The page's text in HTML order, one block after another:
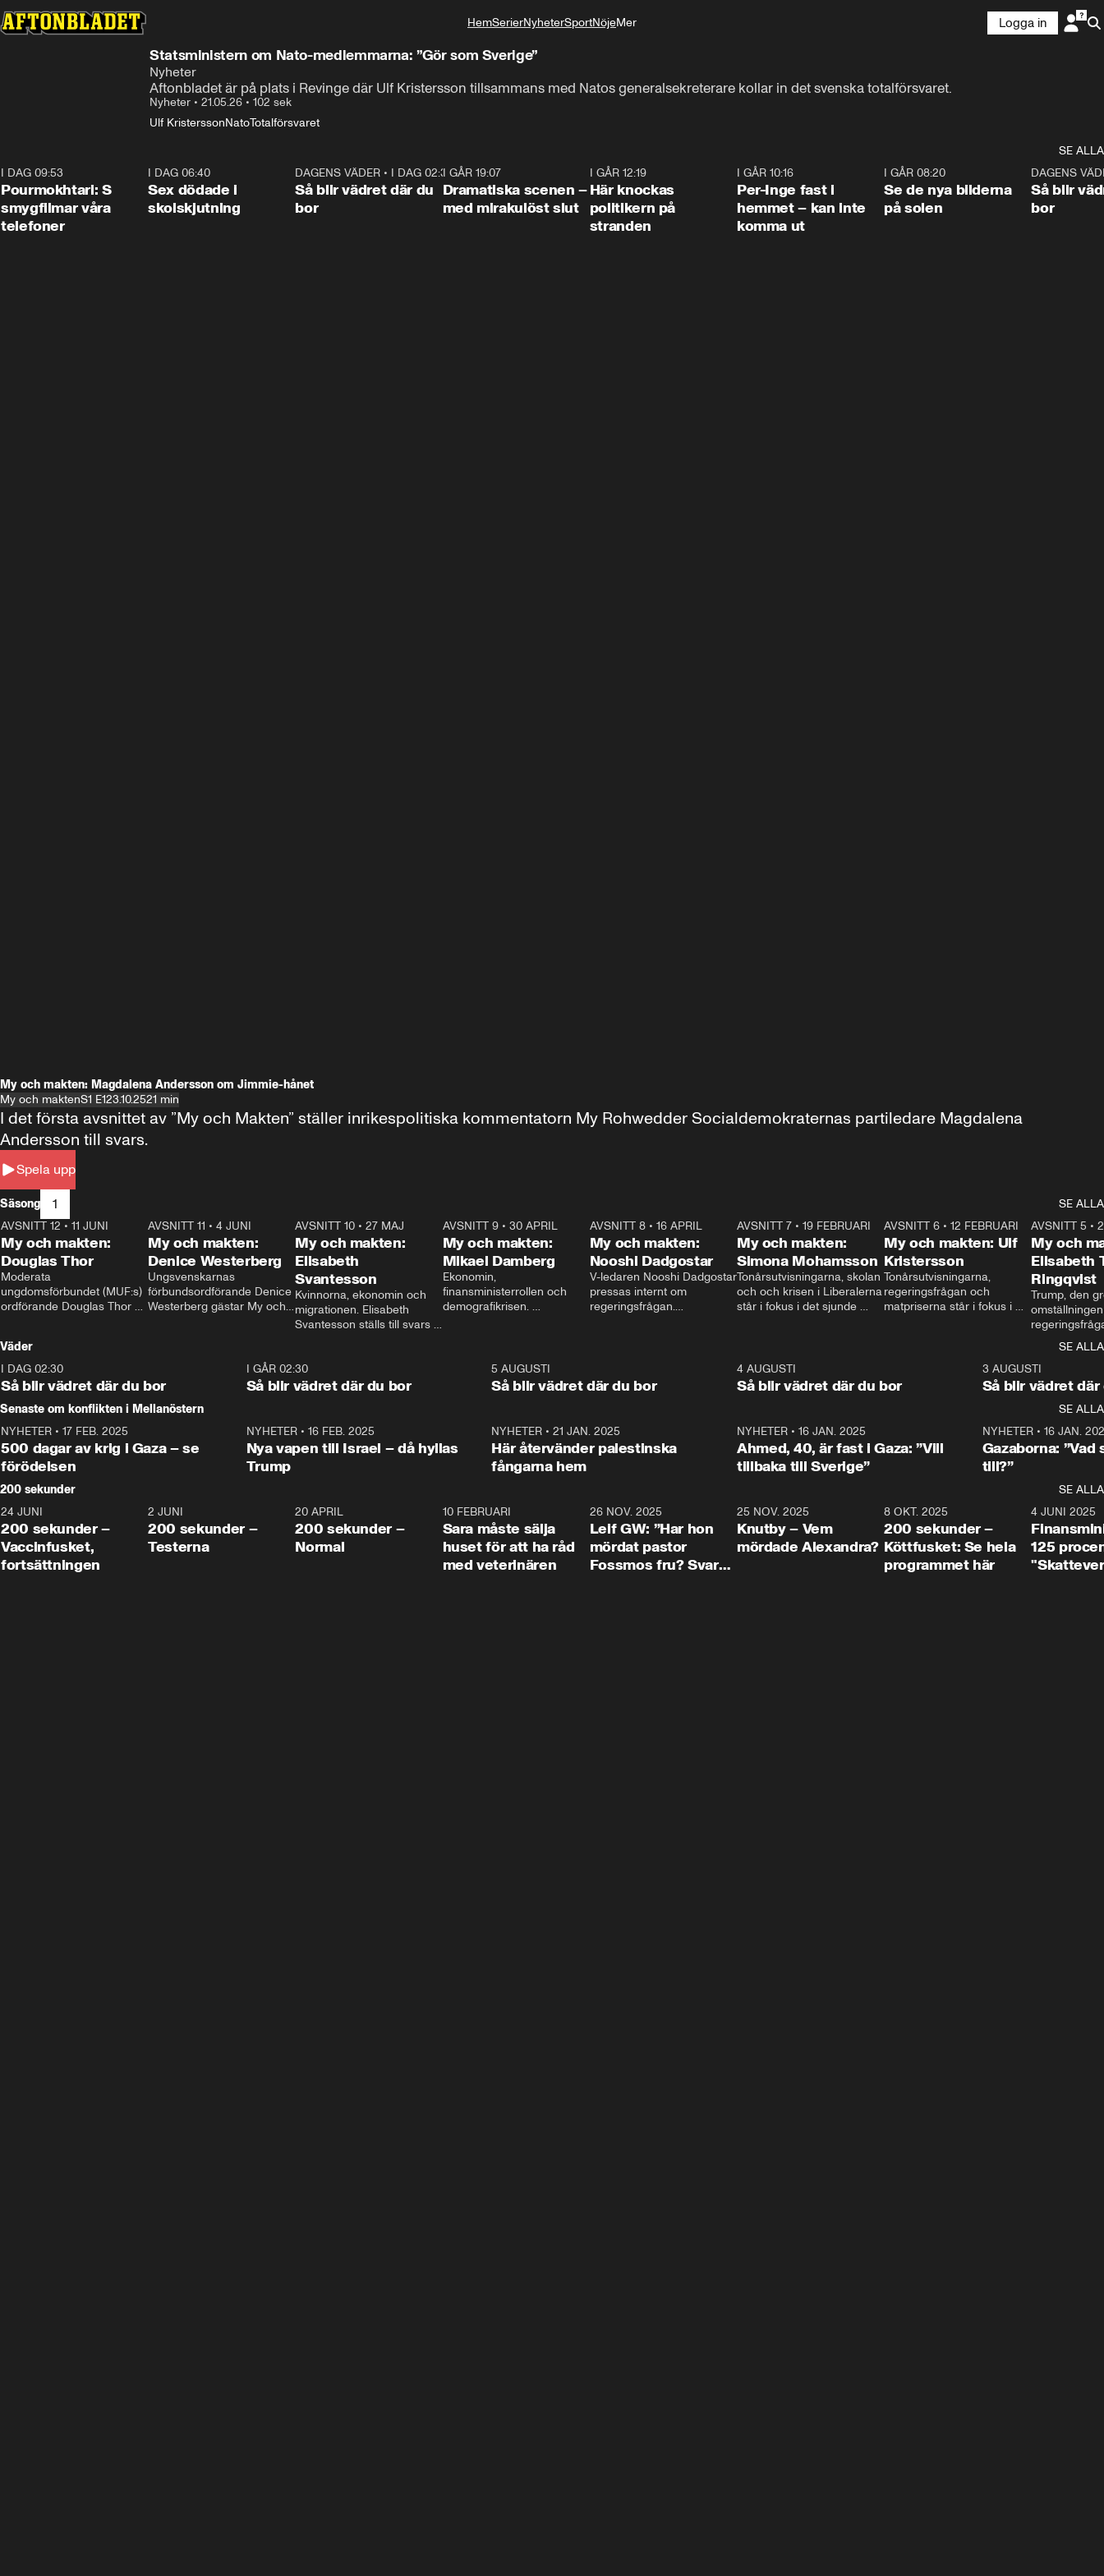
HemSerierNyheterSportNöjeMer
Logga in
Statsministern om Nato-medlemmarna: ”Gör som Sverige”
Nyheter
Aftonbladet är på plats i Revinge där Ulf Kristersson tillsammans med Natos generalsekreterare kollar in det svenska totalförsvaret.
Nyheter • 21.05.26 • 102 sek
Ulf KristerssonNatoTotalförsvaret
SE ALLA
I DAG 09:53
Pourmokhtari: S
smygfilmar våra
telefoner
I DAG 06:40
Sex dödade i
skolskjutning
1:06
DAGENS VÄDER • I DAG 02:30
Så blir vädret där du
bor
I GÅR 19:07
Dramatiska scenen –
med mirakulöst slut
I GÅR 12:19
Här knockas
politikern på
stranden
I GÅR 10:16
Per-Inge fast i
hemmet – kan inte
komma ut
I GÅR 08:20
Se de nya bilderna
på solen
DAGENS
Så blir
bor
My och makten: Magdalena Andersson om Jimmie-hånet
My och maktenS1 E123.10.2521 min
Spela upp
I det första avsnittet av ”My och Makten” ställer inrikespolitiska kommentatorn My Rohwedder Socialdemokraternas partiledare Magdalena
Andersson till svars.
Säsong 1
SE ALLA
26:27
AVSNITT 12 • 11 JUNI
My och makten:
Douglas Thor
Moderata
ungdomsförbundet (MUF:s)
ordförande Douglas Thor
tonårsutvisningarna och hur
Moderaterna ska locka
väljare till valet i höst.
23:40
AVSNITT 11 •4 JUNI
My och makten:
Denice Westerberg
Ungsvenskarnas
förbundsordförande Denice
Westerberg gästar My och
AVSNITT 10 •27 MAJ
My och makten:
Elisabeth
Svantesson
Kvinnorna, ekonomin och
migrationen. Elisabeth
Svantesson ställs till svars
AVSNITT 9• 30 APRIL
My och makten:
Mikael Damberg
Ekonomin,
finansministerrollen och
demografikrisen.
och Makten.
AVSNITT 8• 16 APRIL
My och makten:
Nooshi Dadgostar
V-ledaren Nooshi Dadgostar
pressas internt om
regeringsfrågan.
– Vi ställer upp i val. Ska vi
vara med så sitter vi förstås
24:30
AVSNITT 7• 19 FEBRUARI
My och makten:
Simona Mohamsson
Tonårsutvisningarna, skolan
och och krisen i Liberalerna
står i fokus i det sjunde
kommentator My
Rohwedder ställer
utbildnings- och
Mohamsson till svars.
27:30
AVSNITT 6 •12 FEBRUARI
My och makten: Ulf
Kristersson
Tonårsutvisningarna,
regeringsfrågan och
matpriserna står i fokus i
Rohwedder ställer
statsminister Ulf Kristersson
AVSNITT 5 •
My och
Elisabeth
Ringqvist
Trump, den
centrum i
avsnittet av
Makten”. Se
Aftonbladets
Rohwedder
Thand Ring
Väder
SE ALLA
I DAG 02:30
Så blir vädret där du bor
1:06
I GÅR 02:30
Så blir vädret där du bor
5 AUGUSTI
Så blir vädret där du bor
4 AUGUSTI
Så blir vädret där du bor
3 AUGUSTI
Så blir vädret där
Senaste om konflikten i Mellanöstern
SE ALLA
NYHETER • 17 FEB. 2025
500 dagar av krig i Gaza – se
förödelsen
NYHETER• 16 FEB. 2025
Nya vapen till Israel – då hyllas
Trump
NYHETER •21 JAN. 2025
Här återvänder palestinska
fångarna hem
NYHETER• 16 JAN. 2025
Ahmed, 40, är fast i Gaza: ”Vill
tillbaka till Sverige”
NYHETER• 16 JAN.
Gazaborna:
till?”
200 sekunder
SE ALLA
5:00
24 JUNI
200 sekunder –
Vaccinfusket,
fortsättningen
4:23
2 JUNI
200 sekunder –
Testerna
20 APRIL
200 sekunder –
Normal
10 FEBRUARI
Sara måste sälja
huset för att ha råd
med veterinären
26 NOV. 2025
Leif GW: ”Har hon
mördat pastor
Fossmos fru? Svar
31:05
25 NOV. 2025
Knutby – Vem
mördade Alexandra?
4:29
8 OKT. 2025
200 sekunder –
Köttfusket: Se hela
programmet här
4 JUNI 2025
125